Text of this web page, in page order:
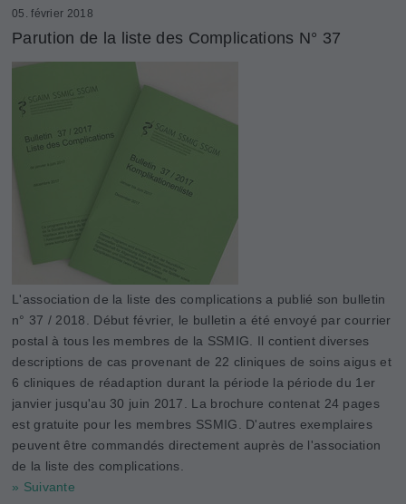
05. février 2018
Parution de la liste des Complications N° 37
L'association de la liste des complications a publié son bulletin
n° 37 / 2018. Début février, le bulletin a été envoyé par courrier
postal à tous les membres de la SSMIG. Il contient diverses
descriptions de cas provenant de 22 cliniques de soins aigus et
6 cliniques de réadaption durant la période la période du 1er
janvier jusqu'au 30 juin 2017. La brochure contenat 24 pages
est gratuite pour les membres SSMIG. D'autres exemplaires
peuvent être commandés directement auprès de l'association
de la liste des complications.
» Suivante